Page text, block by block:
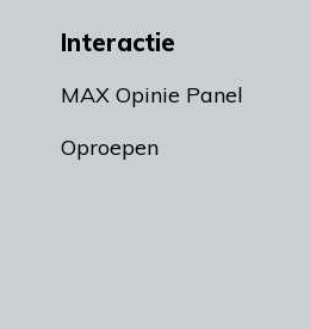
Interactie
MAX Opinie Panel
Oproepen